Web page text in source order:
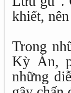
khiết,
Trong
Kỳ Án,
những